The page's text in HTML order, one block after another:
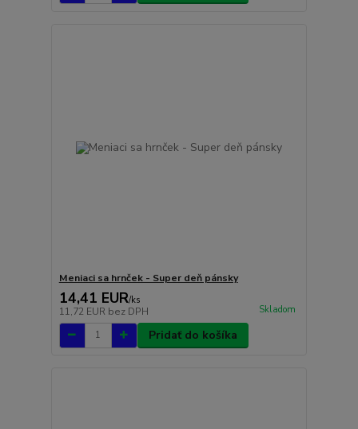
Meniaci sa hrnček - Super deň pánsky
14,41 EUR/ks
11,72 EUR bez DPH Skladom
Pridať do košíka